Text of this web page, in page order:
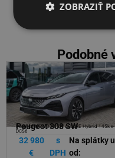
Podobné
Peugeot 308 SW
Peugeot NEW 308 SW ALLURE Hybrid 145k e-
DCS6
32 980
€
s
DPH
Na splátky
od:
ZOBRAZIŤ